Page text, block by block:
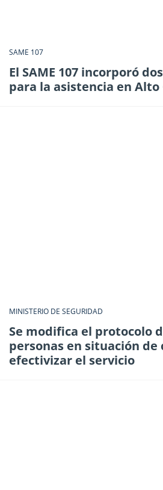
SAME 107
El SAME 107 incorporó
para la asistencia en Alto
MINISTERIO DE SEGURIDAD
Se modifica el protocolo
personas en situación de
efectivizar el servicio